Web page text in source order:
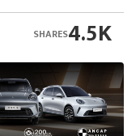
4.5K
SHARES